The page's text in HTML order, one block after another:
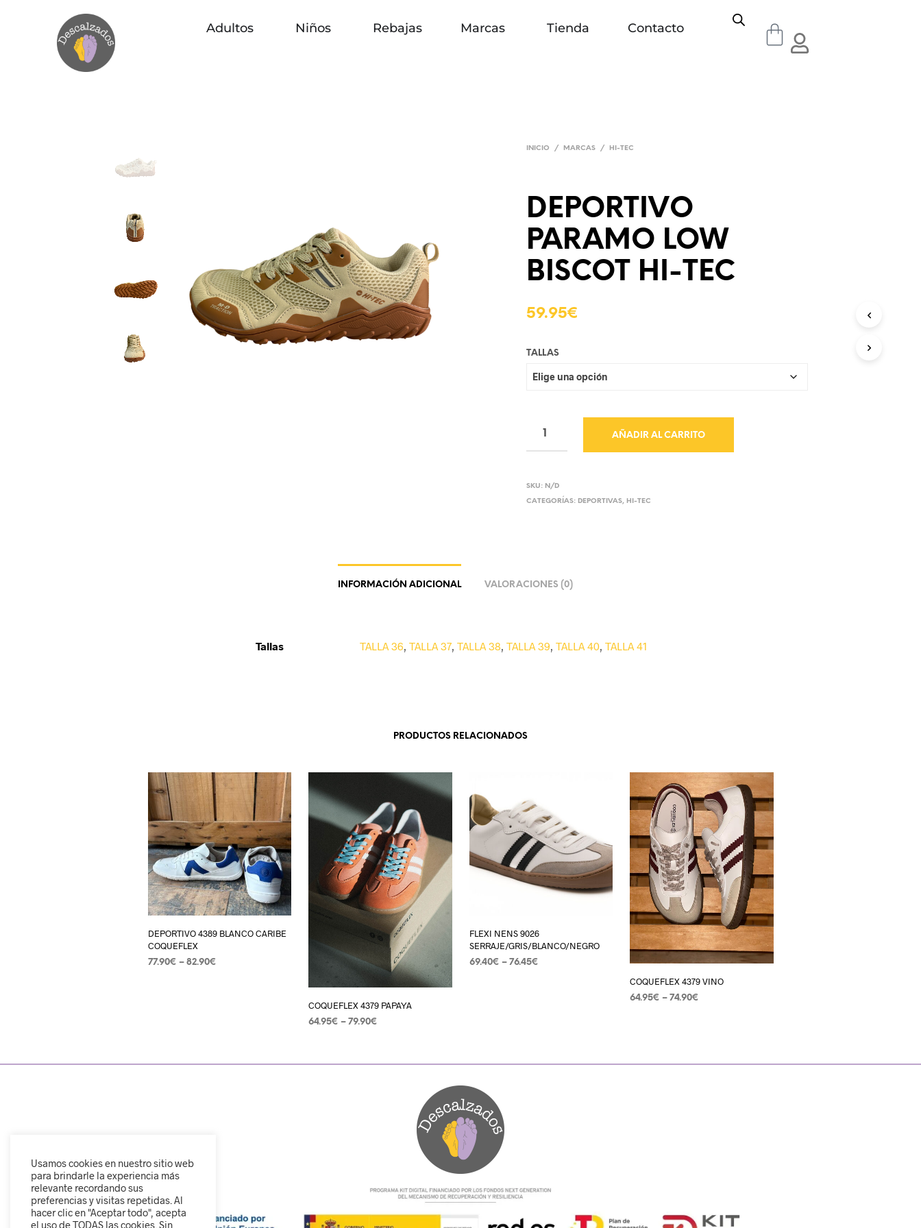
Adultos Niños Rebajas Marcas Tienda Contacto
INICIO / MARCAS / HI-TEC
DEPORTIVO
PARAMO LOW
BISCOT HI-TEC
59.95€
TALLAS
AÑADIR AL CARRITO
SKU: N/D
CATEGORÍAS: DEPORTIVAS, HI-TEC
INFORMACIÓN ADICIONAL VALORACIONES (0)
Tallas TALLA 36 TALLA 37 TALLA 38 TALLA 39 TALLA 40 TALLA 41
PRODUCTOS RELACIONADOS
DEPORTIVO 4389 BLANCO CARIBE
COQUEFLEX
77.90€ – 82.90€
COQUEFLEX 4379 PAPAYA
64.95€ – 79.90€
FLEXI NENS 9026
SERRAJE/GRIS/BLANCO/NEGRO
69.40€ – 76.45€
COQUEFLEX 4379 VINO
64.95€ – 74.90€
Usamos cookies en nuestro sitio web
para brindarle la experiencia más
relevante recordando sus
preferencias y visitas repetidas. Al
hacer clic en "Aceptar todo", acepta
el uso de TODAS las cookies. Sin